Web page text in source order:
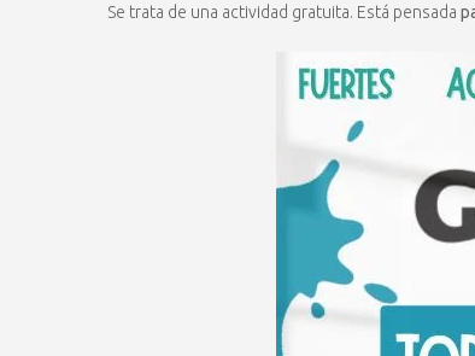
Se trata de una actividad gratuita. Está pensada